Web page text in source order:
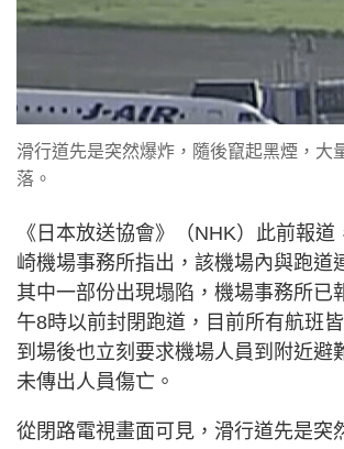
滑行道先是突然爆炸，隨後竄起黑煙，大
落。
《日本放送協會》（NHK）此前報
崎機場事務所指出，該機場內與跑道
其中一部份出現塌陷，機場事務所已
午8時以前封閉跑道，目前所有航班
到場後也立刻要求機場人員到附近避
未傳出人員傷亡。
從閉路電視畫面可見，滑行道先是突